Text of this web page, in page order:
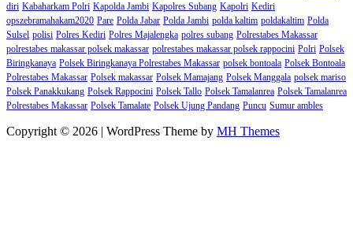
diri Kabaharkam Polri Kapolda Jambi Kapolres Subang Kapolri Kediri
opszebramahakam2020 Pare Polda Jabar Polda Jambi polda kaltim poldakaltim Polda
Sulsel polisi Polres Kediri Polres Majalengka polres subang Polrestabes Makassar
polrestabes makassar polsek makassar polrestabes makassar polsek rappocini Polri Polsek
Biringkanaya Polsek Biringkanaya Polrestabes Makassar polsek bontoala Polsek Bontoala
Polrestabes Makassar Polsek makassar Polsek Mamajang Polsek Manggala polsek mariso
Polsek Panakkukang Polsek Rappocini Polsek Tallo Polsek Tamalanrea Polsek Tamalanrea
Polrestabes Makassar Polsek Tamalate Polsek Ujung Pandang Puncu Sumur ambles
Copyright © 2026 | WordPress Theme by MH Themes